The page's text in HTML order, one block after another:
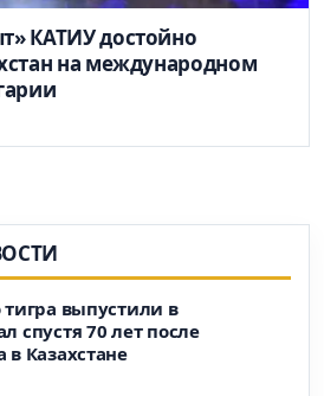
КАТИУ достойно
на международном
тигра выпустили в
спустя 70 лет после
в Казахстане